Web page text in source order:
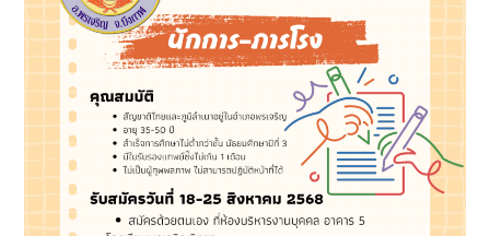
เรื่อง
ผล
เลือก
ชั่วคราว
ตำแหน่ง